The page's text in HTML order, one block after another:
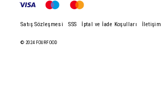
© 2024 FOURFOOD
Satış Sözleşmesi SSS İptal ve İade Koşulları İletişim